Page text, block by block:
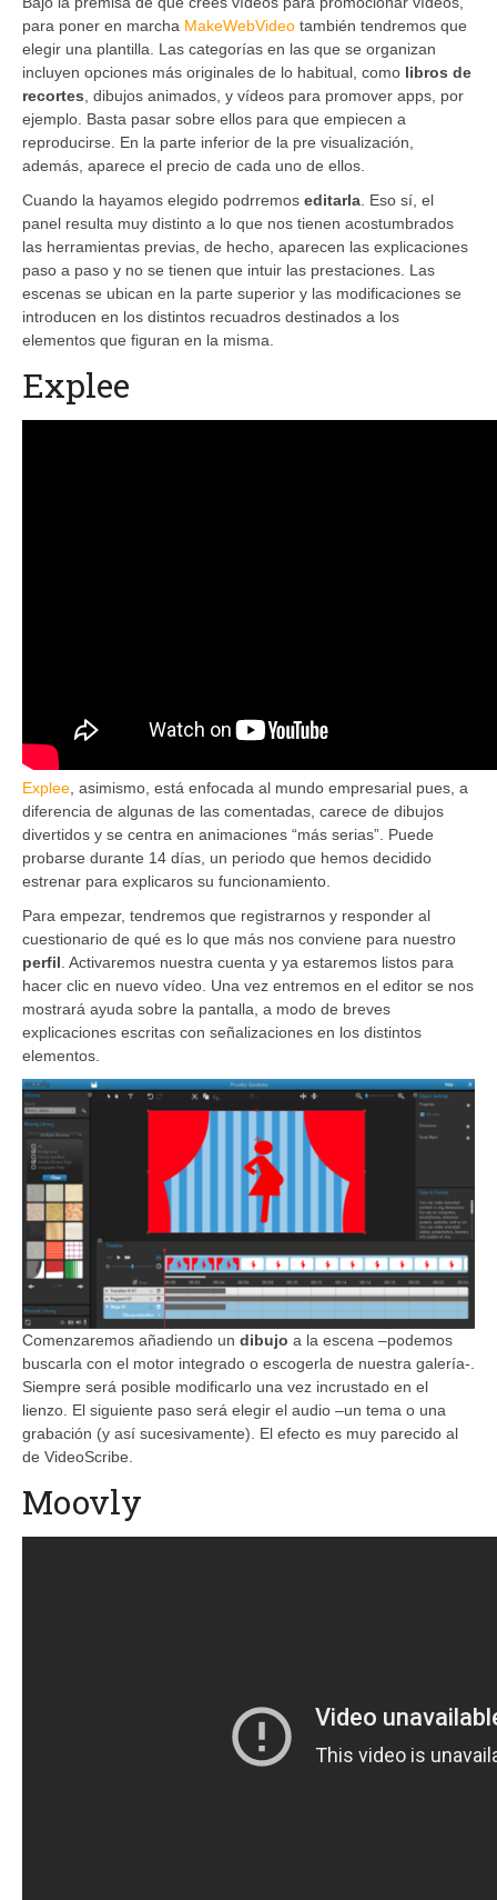
para poner en marcha MakeWebVideo también tendremos que
elegir una plantilla. Las categorías en las que se organizan
incluyen opciones más originales de lo habitual, como libros de
recortes , dibujos animados, y vídeos para promover apps, por
ejemplo. Basta pasar sobre ellos para que empiecen a
reproducirse. En la parte inferior de la pre visualización,
además, aparece el precio de cada uno de ellos.
Cuando la hayamos elegido podrremos editarla . Eso sí, el
panel resulta muy distinto a lo que nos tienen acostumbrados
las herramientas previas, de hecho, aparecen las explicaciones
paso a paso y no se tienen que intuir las prestaciones. Las
escenas se ubican en la parte superior y las modificaciones se
introducen en los distintos recuadros destinados a los
elementos que figuran en la misma.
Explee
Explee , asimismo, está enfocada al mundo empresarial pues, a
diferencia de algunas de las comentadas, carece de dibujos
divertidos y se centra en animaciones “más serias”. Puede
probarse durante 14 días, un periodo que hemos decidido
estrenar para explicaros su funcionamiento.
Para empezar, tendremos que registrarnos y responder al
cuestionario de qué es lo que más nos conviene para nuestro
perfil . Activaremos nuestra cuenta y ya estaremos listos para
hacer clic en nuevo vídeo. Una vez entremos en el editor se nos
mostrará ayuda sobre la pantalla, a modo de breves
explicaciones escritas con señalizaciones en los distintos
elementos.
Comenzaremos añadiendo un dibujo a la escena –podemos
buscarla con el motor integrado o escogerla de nuestra galería-.
Siempre será posible modificarlo una vez incrustado en el
lienzo. El siguiente paso será elegir el audio –un tema o una
grabación (y así sucesivamente). El efecto es muy parecido al
de VideoScribe.
Moovly